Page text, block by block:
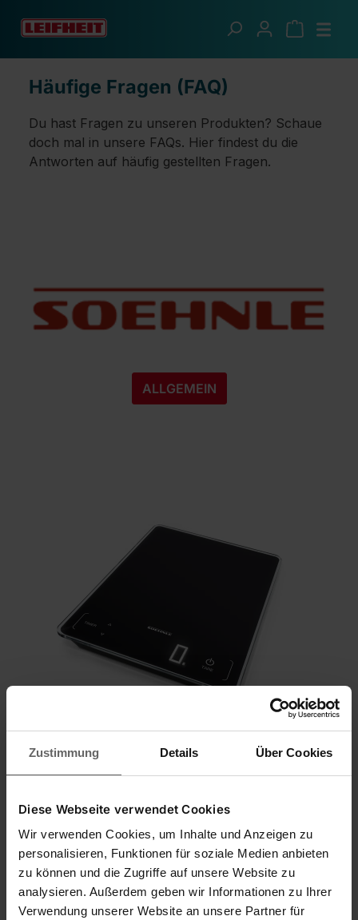
Zustimmung Details Über Cookies
Diese Webseite verwendet Cookies
Wir verwenden Cookies, um Inhalte und Anzeigen zu
personalisieren, Funktionen für soziale Medien anbieten
zu können und die Zugriffe auf unsere Website zu
analysieren. Außerdem geben wir Informationen zu Ihrer
Verwendung unserer Website an unsere Partner für
Zum Hauptinhalt springen
Häufige Fragen (FAQ)
Du hast Fragen zu unseren Produkten? Schaue
doch mal in unsere FAQs. Hier findest du die
Antworten auf häufig gestellten Fragen.
ALLGEMEIN